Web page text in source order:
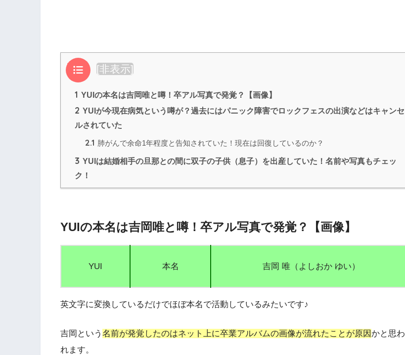
目次 [非表示]
1 YUIの本名は吉岡唯と噂！卒アル写真で発覚？【画像】
2 YUIが今現在病気という噂が？過去にはパニック障害でロックフェスの出演などはキャンセ
ルされていた
2.1 肺がんで余命1年程度と告知されていた！現在は回復しているのか？
3 YUIは結婚相手の旦那との間に双子の子供（息子）を出産していた！名前や写真もチェッ
ク！
YUIの本名は吉岡唯と噂！卒アル写真で発覚？【画像】
YUI 本名 吉岡 唯（よしおか ゆい）
英文字に変換しているだけでほぼ本名で活動 しているみたいです♪
吉岡という 名前が発覚したのはネット上に卒業アルバムの画像が流れたことが原因 かと思わ
れます。